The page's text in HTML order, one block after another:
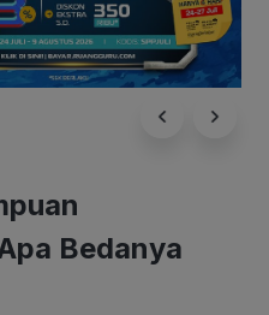
Bedanya